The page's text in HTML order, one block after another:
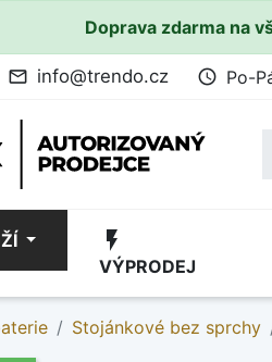
Doprava zdarma na
mail_outline info@trendo.cz access_time Po-
flash_on
VÝPRODEJ
Stojánkové bez sprchy